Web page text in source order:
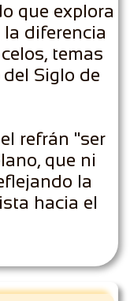
que explora
diferencia
temas
Siglo de
refrán "ser
que ni
la
hacia el